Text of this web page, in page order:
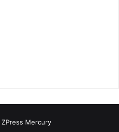
ZPress Mercury